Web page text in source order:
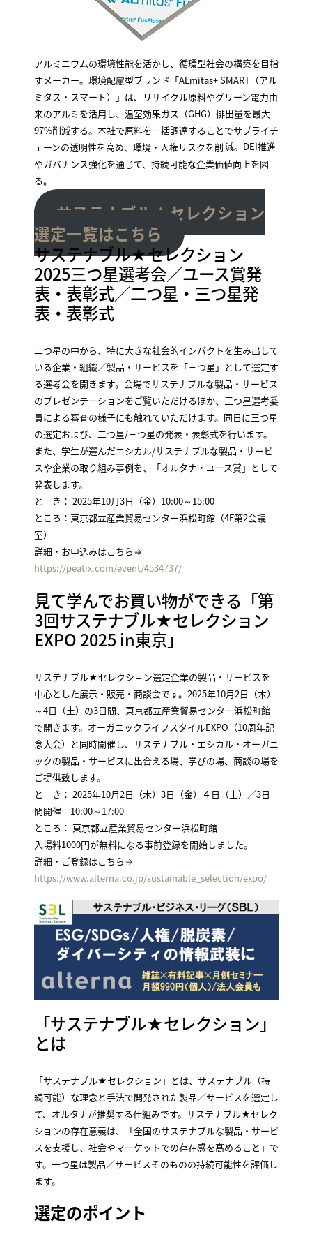
アルミニウムの環境性能を活かし、循環型社会の構築を目指
すメーカー。環境配慮型ブランド「ALmitas+ SMART（アル
ミタス・スマート）」は、リサイクル原料やグリーン電力由
来のアルミを活用し、温室効果ガス（GHG）排出量を最大
97%削減する。本社で原料を一括調達することでサプライチ
ェーンの透明性を高め、環境・人権リスクを削減。DEI推進
やガバナンス強化を通じて、持続可能な企業価値向上を図
る。
サステナブル★セレクション
選定一覧はこちら
サステナブル★セレクション
2025三つ星選考会／ユース賞発
表・表彰式／二つ星・三つ星発
表・表彰式
二つ星の中から、特に大きな社会的インパクトを生み出して
いる企業・組織／製品・サービスを「三つ星」として選定す
る選考会を開きます。会場でサステナブルな製品・サービス
のプレゼンテーションをご覧いただけるほか、三つ星選考委
員による審査の様子にも触れていただけます。同日に三つ星
の選定および、二つ星/三つ星の発表・表彰式を行います。
また、学生が選んだエシカル/サステナブルな製品・サービ
スや企業の取り組み事例を、「オルタナ・ユース賞」として
発表します。
と き： 2025年10月3日（金）10:00～15:00
ところ：東京都立産業貿易センター浜松町館（4F第2会議
室）
詳細・お申込みはこちら⇒
https://peatix.com/event/4534737/
見て学んでお買い物ができる「第
3回サステナブル★セレクション
EXPO 2025 in東京」
サステナブル★セレクション選定企業の製品・サービスを
中心とした展示・販売・商談会です。2025年10月2日（木）
～4日（土）の3日間、東京都立産業貿易センター浜松町館
で開きます。 オーガニックライフスタイルEXPO（10周年記
念大会）と同時開催し、サステナブル・エシカル・オーガニ
ックの製品・サービスに出合える場、学びの場、商談の場を
ご提供致します。
と き： 2025年10月2日（木）3日（金）４日（土）／3日
間開催 10:00～17:00
ところ： 東京都立産業貿易センター浜松町館
入場料1000円が無料になる事前登録を開始しました。
詳細・ご登録はこちら⇒
https://www.alterna.co.jp/sustainable_selection/expo/
「サステナブル★セレクション」
とは
「サステナブル★セレクション」とは、サステナブル（持
続可能）な理念と手法で開発された製品／サービスを選定し
て、オルタナが推奨する仕組みです。サステナブル★セレク
ションの存在意義は、「全国のサステナブルな製品・サービ
スを支援し、社会やマーケットでの存在感を高めること」で
す。一つ星は製品／サービスそのものの持続可能性を評価し
ます。
選定のポイント